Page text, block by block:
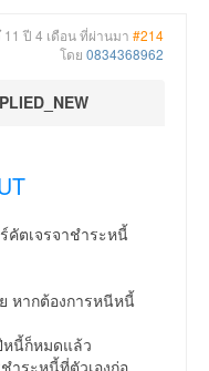
11 ปี 4 เดือน ที่ผ่านมา #214
โดย 0834368962
คัตเจรจาชำระหนี้
หากต้องการหนีหนี้
หนี้ก็หมดแล้ว
ำระหนี้ที่ตัวเองก่อ